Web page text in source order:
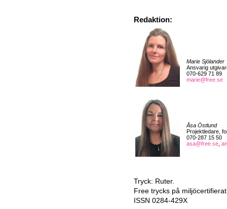
Redaktion:
Marie Sjölander
Ansvarig
070-629 71 89
marie@free.se
Åsa Östlund
Projektledare,
070-287 15 50
asa@free.se
Tryck: Ruter.
Free trycks på
ISSN 0284-429X